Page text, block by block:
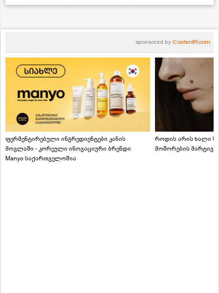
sponsored by ContentRoom
ფერმენტირებული ინგრედიენტები კანის
მოვლაში - კორეული ინოვაციური ბრენდი
Manyo საქართველოშია
როდის არის ხალი
მოშორების